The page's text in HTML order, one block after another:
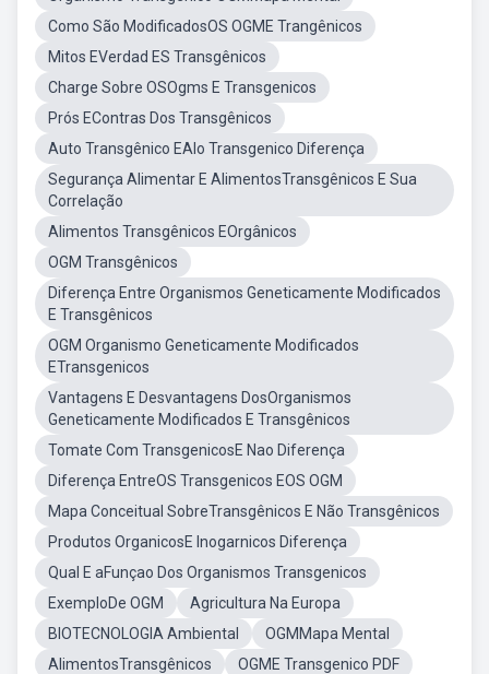
Como São ModificadosOS OGME Trangênicos
Mitos EVerdad ES Transgênicos
Charge Sobre OSOgms E Transgenicos
Prós EContras Dos Transgênicos
Auto Transgênico EAlo Transgenico Diferença
Segurança Alimentar E AlimentosTransgênicos E Sua
Correlação
Alimentos Transgênicos EOrgânicos
OGM Transgênicos
Diferença Entre Organismos Geneticamente Modificados
E Transgênicos
OGM Organismo Geneticamente Modificados
ETransgenicos
Vantagens E Desvantagens DosOrganismos
Geneticamente Modificados E Transgênicos
Tomate Com TransgenicosE Nao Diferença
Diferença EntreOS Transgenicos EOS OGM
Mapa Conceitual SobreTransgênicos E Não Transgênicos
Produtos OrganicosE Inogarnicos Diferença
Qual E aFunçao Dos Organismos Transgenicos
ExemploDe OGM
Agricultura Na Europa
BIOTECNOLOGIA Ambiental
OGMMapa Mental
AlimentosTransgênicos
OGME Transgenico PDF